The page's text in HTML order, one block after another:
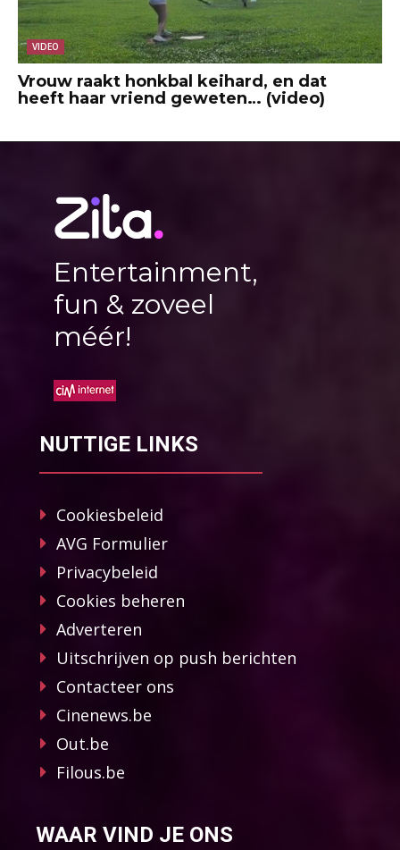
VIDEO
Vrouw raakt honkbal keihard, en dat
heeft haar vriend geweten… (video)
Entertainment,
fun & zoveel
méér!
NUTTIGE LINKS
Cookiesbeleid
AVG Formulier
Privacybeleid
Cookies beheren
Adverteren
Uitschrijven op push berichten
Contacteer ons
Cinenews.be
Out.be
Filous.be
WAAR VIND JE ONS